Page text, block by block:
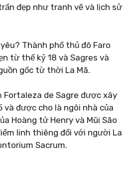
đẹp như tranh vẽ và lịch sử
Thành phố thủ đô Faro
từ thế kỷ 18 và Sagres và
gốc từ thời La Mã.
Fortaleza de Sagre được xây
và được cho là ngôi nhà của
Hoàng tử Henry và Mũi São
linh thiêng đối với người La
Sacrum.